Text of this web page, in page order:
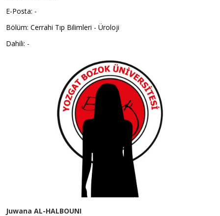
E-Posta: -
Bölüm: Cerrahi Tıp Bilimleri - Üroloji
Dahili: -
Juwana AL-HALBOUNI